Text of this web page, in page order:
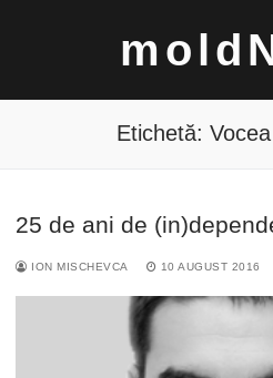
după:
Etichetă:
25 de ani de
ION MISCHEVCA 10 AUGUST 2016